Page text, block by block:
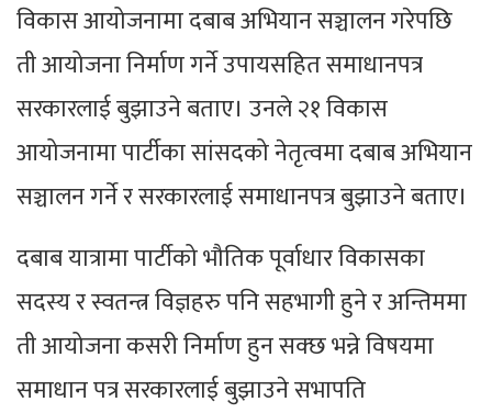
विकास आयोजनामा दबाब अभियान सञ्चालन गरेपछि
ती आयोजना निर्माण गर्ने उपायसहित समाधानपत्र
सरकारलाई बुझाउने बताए। उनले २१ विकास
आयोजनामा पार्टीका सांसदको नेतृत्वमा दबाब अभियान
सञ्चालन गर्ने र सरकारलाई समाधानपत्र बुझाउने बताए।
दबाब यात्रामा पार्टीको भौतिक पूर्वाधार विकासका
सदस्य र स्वतन्त्र विज्ञहरु पनि सहभागी हुने र अन्तिममा
ती आयोजना कसरी निर्माण हुन सक्छ भन्ने विषयमा
समाधान पत्र सरकारलाई बुझाउने सभापति